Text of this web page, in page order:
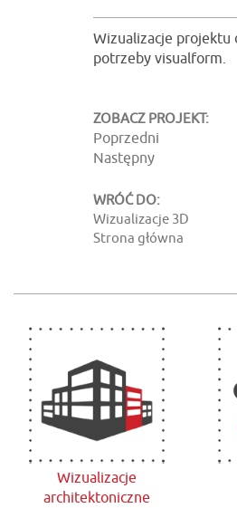
Wizualizacje projektu
potrzeby visualform.
ZOBACZ PROJEKT:
Poprzedni
Następny
WRÓĆ DO:
Wizualizacje 3D
Strona główna
Wizualizacje
architektoniczne